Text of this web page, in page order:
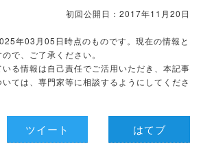
初回公開日：2017年11月20日
年03月05日時点のものです。現在の情報と
で、ご了承ください。
る情報は自己責任でご活用いただき、本記事
ては、専門家等に相談するようにしてくださ
ツイート はてブ